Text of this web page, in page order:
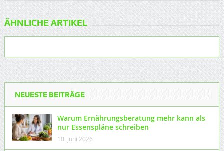
ÄHNLICHE ARTIKEL
NEUESTE BEITRÄGE
Warum Ernährungsberatung mehr kann als
nur Essenspläne schreiben
10. Juni 2026